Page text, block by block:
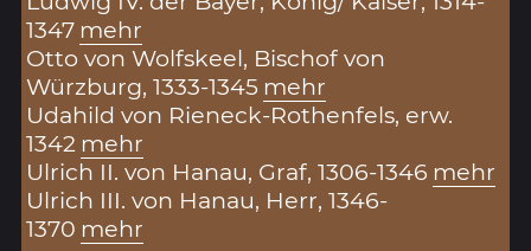
1347 mehr
Otto von Wolfskeel, Bischof von
Würzburg, 1333-1345 mehr
Udahild von Rieneck-Rothenfels, erw.
1342 mehr
Ulrich II. von Hanau, Graf, 1306-1346 mehr
Ulrich III. von Hanau, Herr, 1346-
1370 mehr